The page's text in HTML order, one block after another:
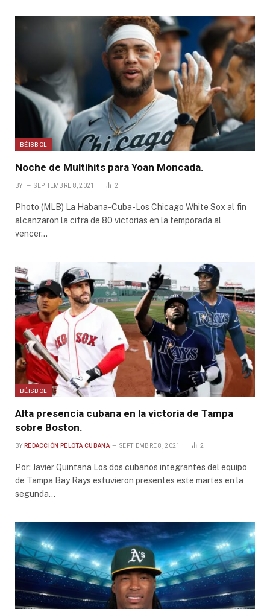
BÉISBOL
Noche de Multihits para Yoan Moncada.
BY SEPTIEMBRE 8, 2021 2
Photo (MLB) La Habana-Cuba-Los Chicago White Sox al fin
alcanzaron la cifra de 80 victorias en la temporada al
vencer…
BÉISBOL
Alta presencia cubana en la victoria de Tampa
sobre Boston.
BY REDACCIÓN PELOTA CUBANA SEPTIEMBRE 8, 2021 2
Por: Javier Quintana Los dos cubanos integrantes del equipo
de Tampa Bay Rays estuvieron presentes este martes en la
segunda…